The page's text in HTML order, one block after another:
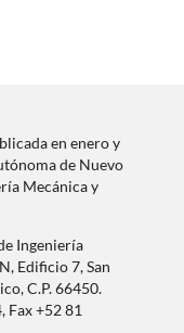
en enero y
de Nuevo
Mecánica y
Ingeniería
Edificio 7, San
C.P. 66450.
Fax +52 81